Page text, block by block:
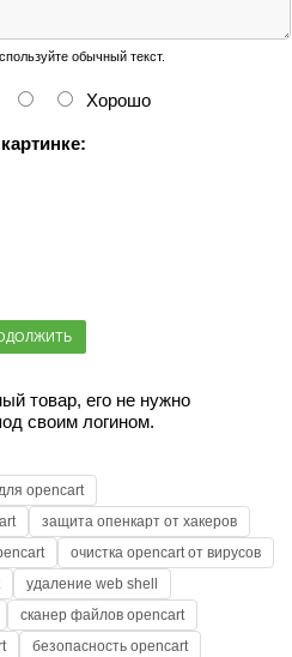
обычный текст.
Хорошо
товар, его не нужно
своим логином.
opencart
защита опенкарт от хакеров
очистка opencart от вирусов
удаление web shell
сканер файлов opencart
безопасность opencart